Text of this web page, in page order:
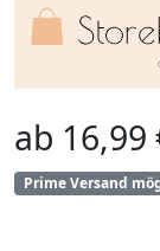
ab 16,99
Prime Versand